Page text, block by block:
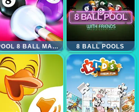
POOL 8 BALL MANIA 8 BALL POOLS